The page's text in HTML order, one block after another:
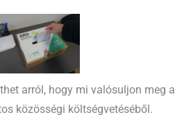
arról, hogy mi valósuljon meg a
közösségi költségvetéséből.